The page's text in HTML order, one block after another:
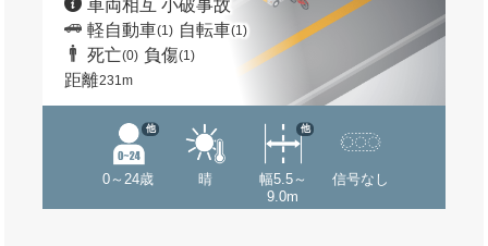
車両相互 小破事故
軽自動車(1) 自転車(1)
死亡(0) 負傷(1)
距離231m
0～24歳
他
晴
幅5.5～
9.0m
他
信号なし